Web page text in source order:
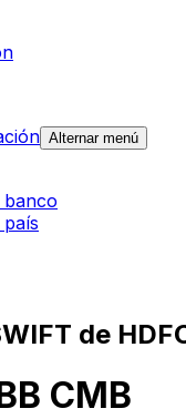
Alternar menú
de
CMB